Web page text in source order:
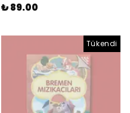
₺ 89.00
Tükendi